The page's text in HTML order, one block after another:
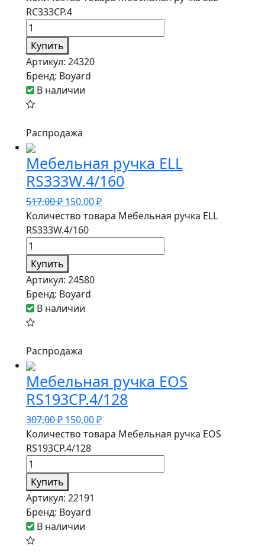
RC333CP.4
Купить
Артикул: 24320
Бренд: Boyard
В наличии
Распродажа
Мебельная ручка ELL
RS333W.4/160
517,00₽ 150,00₽
Количество товара Мебельная ручка ELL
RS333W.4/160
Купить
Артикул: 24580
Бренд: Boyard
В наличии
Распродажа
Мебельная ручка EOS
RS193CP.4/128
307,00₽ 150,00₽
Количество товара Мебельная ручка EOS
RS193CP.4/128
Купить
Артикул: 22191
Бренд: Boyard
В наличии